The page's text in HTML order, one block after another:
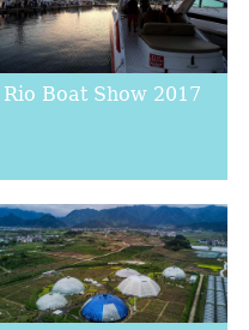
Rio Boat Show 2017